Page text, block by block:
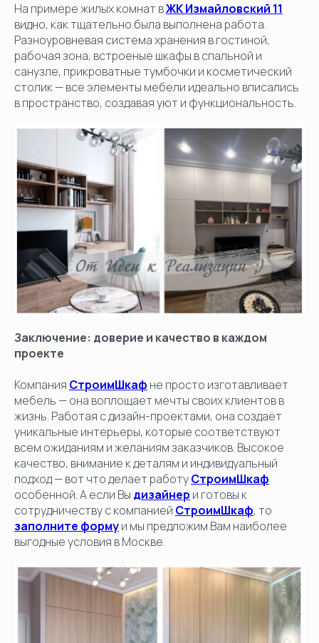
На примере жилых комнат вЖК Измайловский 11
видно, как тщательно была выполнена работа.
Разноуровневая система хранения в гостиной,
рабочая зона, встроеные шкафы в спальной и
санузле, прикроватные тумбочки и косметический
столик — все элементы мебели идеально вписались
в пространство, создавая уют и функциональность.
Заключение: доверие и качество в каждом
проекте
Компания СтроимШкаф не просто изготавливает
мебель — она воплощает мечты своих клиентов в
жизнь. Работая с дизайн-проектами, она создаёт
уникальные интерьеры, которые соответствуют
всем ожиданиям и желаниям заказчиков. Высокое
качество, внимание к деталям и индивидуальный
подход — вот что делает работуСтроимШкаф
особенной. А если Вы дизайнер и готовы к
сотрудничеству с компанией СтроимШкаф, то
заполните формуи мы предложим Вам наиболее
выгодные условия в Москве.